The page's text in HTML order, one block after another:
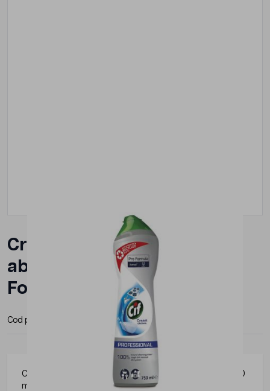
Crema de curatat non-
abraziva, White, CIF Pro
Formula, 750ml
Cod produs: Producator:
Crema de curatat non-abraziva CIF Pro Formula White 750
ml este un detergent tip crema, gata de utilizare (fara